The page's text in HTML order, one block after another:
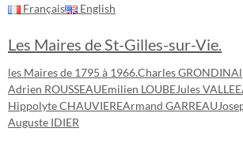
Français English
Les Maires de St-Gilles-sur-Vie.
les Maires de 1795 à 1966.Charles GRONDIN
Adrien ROUSSEAUEmilien LOUBEJules VALLEE
Hippolyte CHAUVIEREArmand GARREAU
Auguste IDIER